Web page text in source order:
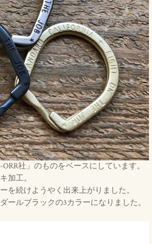
社」のものをベースにしています。
加工。
続けようやく出来上がりました。
ルブラックの3カラーになりました。